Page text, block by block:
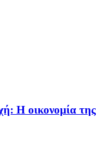
Η οικονομία της